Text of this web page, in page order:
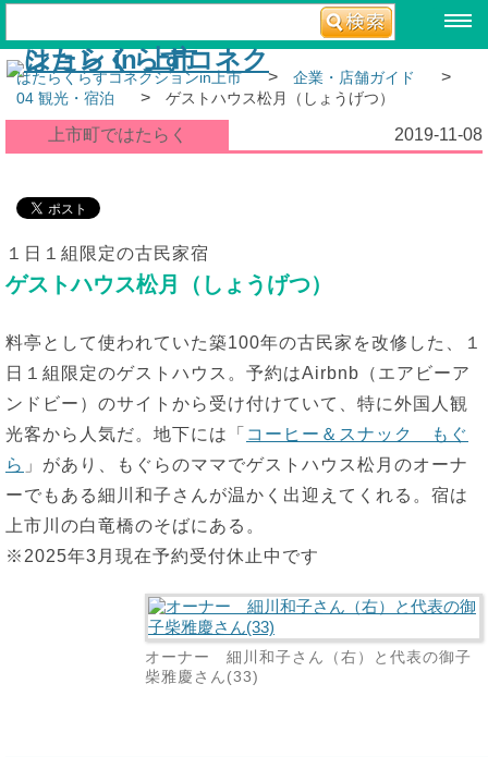
はたらくらすコネクションin上市 > 企業・店舗ガイド >
04 観光・宿泊 > ゲストハウス松月（しょうげつ）
上市町ではたらく 2019-11-08
１日１組限定の古民家宿
ゲストハウス松月（しょうげつ）
料亭として使われていた築100年の古民家を改修した、１
日１組限定のゲストハウス。予約はAirbnb（エアビーア
ンドビー）のサイトから受け付けていて、特に外国人観
光客から人気だ。地下には「 コーヒー＆スナック もぐ
ら 」があり、もぐらのママでゲストハウス松月のオーナ
ーでもある細川和子さんが温かく出迎えてくれる。宿は
上市川の白竜橋のそばにある。
※2025年3月現在予約受付休止中です
オーナー 細川和子さん（右）と代表の御子
柴雅慶さん(33)